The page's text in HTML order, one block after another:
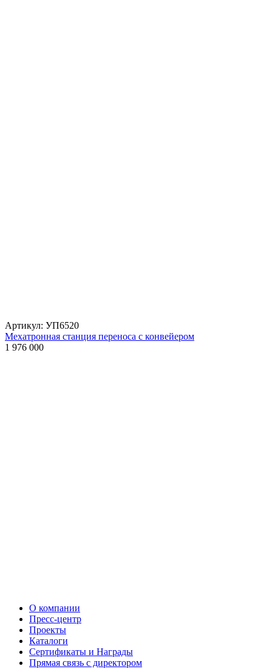
Артикул: УП6520
Мехатронная станция переноса с конвейером
1 976 000
О компании
Пресс-центр
Проекты
Каталоги
Сертификаты и Награды
Прямая связь с директором